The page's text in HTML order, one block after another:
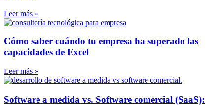
Leer más »
Cómo saber cuándo tu empresa ha superado las
capacidades de Excel
Leer más »
Software a medida vs. Software comercial (SaaS):